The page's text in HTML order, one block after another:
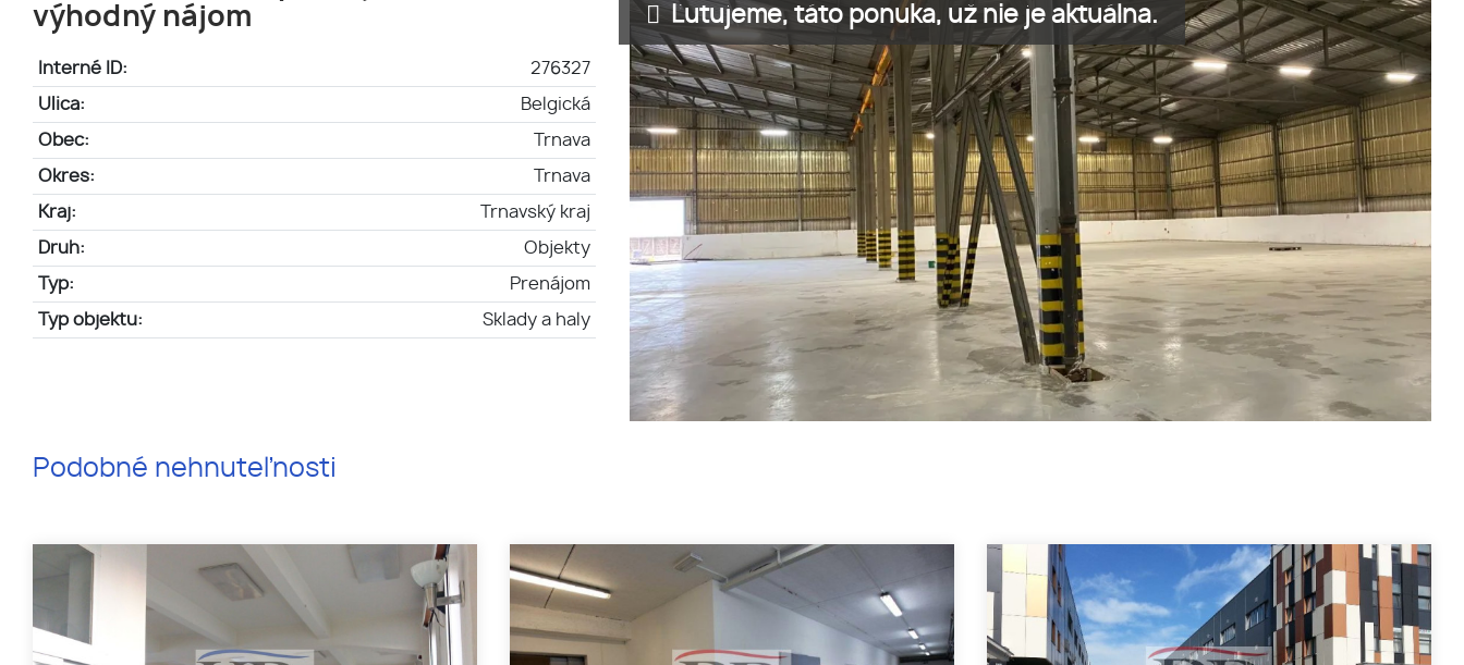
výhodný nájom
Interné ID: 276327
Ulica: Belgická
Obec: Trnava
Okres: Trnava
Kraj: Trnavský kraj
Druh: Objekty
Typ: Prenájom
Typ objektu: Sklady a haly
Ľutujeme, táto ponuka, už nie je aktuálna.
Podobné nehnuteľnosti